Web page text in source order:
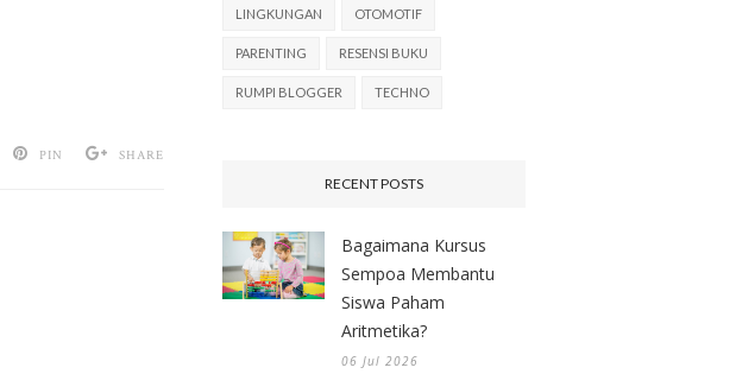
PIN SHARE
LINGKUNGAN OTOMOTIF
PARENTING RESENSI BUKU
RUMPI BLOGGER TECHNO
RECENT POSTS
Bagaimana Kursus
Sempoa Membantu
Siswa Paham
Aritmetika?
06 Jul 2026